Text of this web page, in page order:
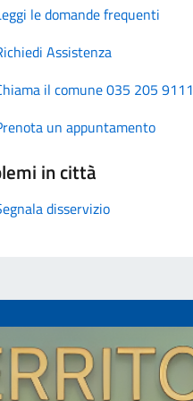
le domande frequenti
Assistenza
il comune 035 205 9111
un appuntamento
in città
disservizio